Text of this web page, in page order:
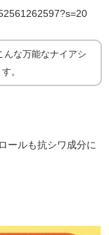
んな万能なナイアシ
。
ールも抗シワ成分に